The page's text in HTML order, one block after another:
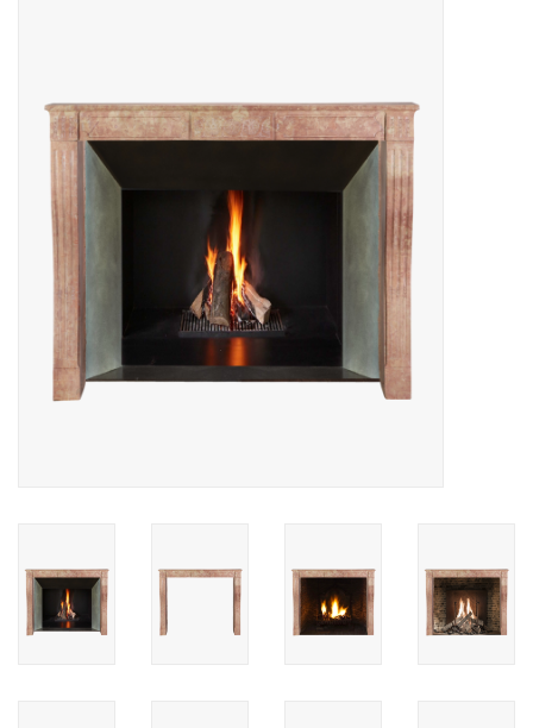
Vloeren - Steen, Terra Cotta
& Marmer
Tevreden Klanten
Antieke Marmers
Cadeau Bonnen